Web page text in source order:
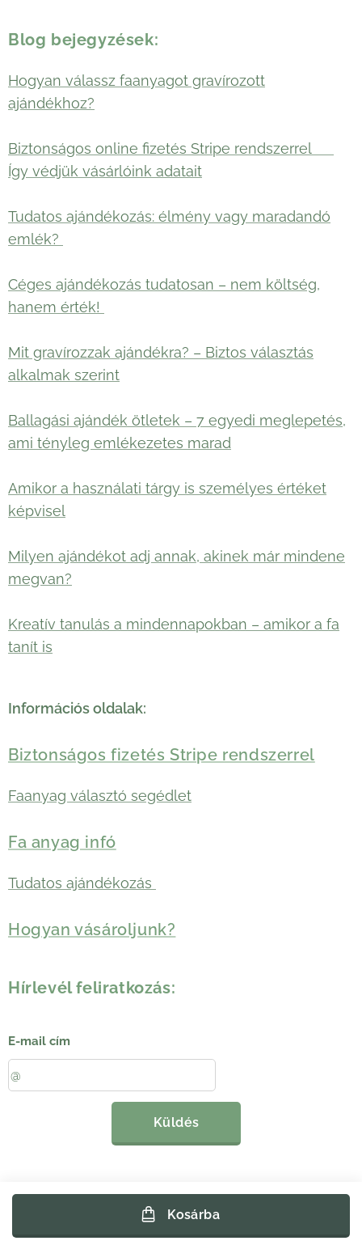
Kosárba
Blog bejegyzések:
Hogyan válassz faanyagot gravírozott
ajándékhoz?
Biztonságos online fizetés Stripe rendszerrel 🛡️
Így védjük vásárlóink adatait
Tudatos ajándékozás: élmény vagy maradandó
emlék?
Céges ajándékozás tudatosan – nem költség,
hanem érték!
Mit gravírozzak ajándékra? – Biztos választás
alkalmak szerint
Ballagási ajándék ötletek – 7 egyedi meglepetés,
ami tényleg emlékezetes marad
Amikor a használati tárgy is személyes értéket
képvisel
Milyen ajándékot adj annak, akinek már mindene
megvan?
Kreatív tanulás a mindennapokban – amikor a fa
tanít is
Információs oldalak:
Biztonságos fizetés Stripe rendszerrel
Faanyag választó segédlet
Fa anyag infó
Tudatos ajándékozás
Hogyan vásároljunk?
Hírlevél feliratkozás:
E-mail cím
Küldés